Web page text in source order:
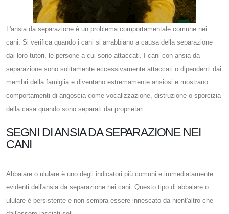
L'ansia da separazione è un problema comportamentale comune nei
cani. Si verifica quando i cani si arrabbiano a causa della separazione
dai loro tutori, le persone a cui sono attaccati. I cani con ansia da
separazione sono solitamente eccessivamente attaccati o dipendenti dai
membri della famiglia e diventano estremamente ansiosi e mostrano
comportamenti di angoscia come vocalizzazione, distruzione o sporcizia
della casa quando sono separati dai proprietari.
SEGNI DI ANSIA DA SEPARAZIONE NEI
CANI
Abbaiare o ululare è uno degli indicatori più comuni e immediatamente
evidenti dell'ansia da separazione nei cani. Questo tipo di abbaiare o
ululare è persistente e non sembra essere innescato da nient'altro che